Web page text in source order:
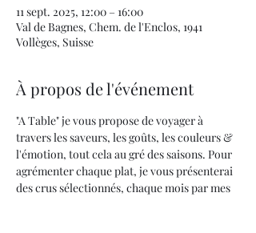
11 sept. 2025, 12:00 – 16:00
Val de Bagnes, Chem. de l'Enclos, 1941
Vollèges, Suisse
À propos de l'événement
"A Table" je vous propose de voyager à
travers les saveurs, les goûts, les couleurs &
l'émotion, tout cela au gré des saisons. Pour
agrémenter chaque plat, je vous présenterai
des crus sélectionnés, chaque mois par mes